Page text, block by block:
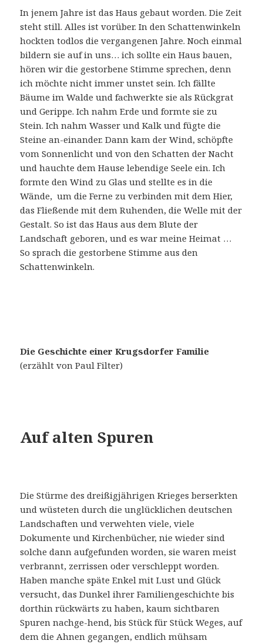
In jenem Jahre ist das Haus gebaut worden. Die Zeit
steht still. Alles ist vorüber. In den Schattenwinkeln
hockten todlos die vergangenen Jahre. Noch einmal
bildern sie auf in uns… ich sollte ein Haus bauen,
hören wir die gestorbene Stimme sprechen, denn
ich möchte nicht immer unstet sein. Ich fällte
Bäume im Walde und fachwerkte sie als Rückgrat
und Gerippe. Ich nahm Erde und formte sie zu
Stein. Ich nahm Wasser und Kalk und fügte die
Steine an-einander. Dann kam der Wind, schöpfte
vom Sonnenlicht und von den Schatten der Nacht
und hauchte dem Hause lebendige Seele ein. Ich
formte den Wind zu Glas und stellte es in die
Wände, um die Ferne zu verbinden mit dem Hier,
das Fließende mit dem Ruhenden, die Welle mit der
Gestalt. So ist das Haus aus dem Blute der
Landschaft geboren, und es war meine Heimat …
So sprach die gestorbene Stimme aus den
Schattenwinkeln.
Die Geschichte einer Krugsdorfer Familie
(erzählt von Paul Filter)
Auf alten Spuren
Die Stürme des dreißigjährigen Krieges berserkten
und wüsteten durch die unglücklichen deutschen
Landschaften und verwehten viele, viele
Dokumente und Kirchenbücher, nie wieder sind
solche dann aufgefunden worden, sie waren meist
verbrannt, zerrissen oder verschleppt worden.
Haben manche späte Enkel mit Lust und Glück
versucht, das Dunkel ihrer Familiengeschichte bis
dorthin rückwärts zu haben, kaum sichtbaren
Spuren nachge-hend, bis Stück für Stück Weges, auf
dem die Ahnen gegangen, endlich mühsam